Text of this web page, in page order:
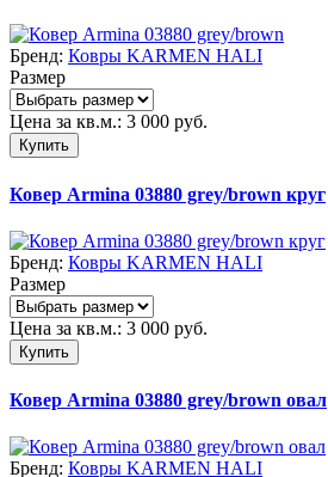
Бренд: Ковры KARMEN HALI
Размер
Цена за кв.м.: 3 000 руб.
Купить
Ковер Armina 03880 grey/brown круг
Бренд: Ковры KARMEN HALI
Размер
Цена за кв.м.: 3 000 руб.
Купить
Ковер Armina 03880 grey/brown овал
Бренд: Ковры KARMEN HALI